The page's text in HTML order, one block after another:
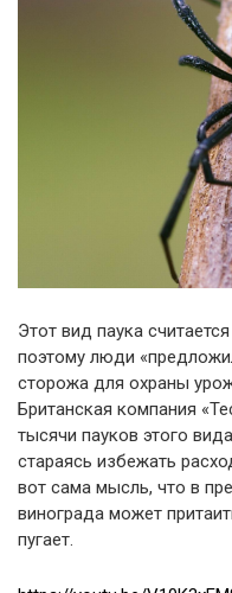
Этот вид паука
поэтому люди
сторожа для охраны
Британская компания
тысячи пауков этого
стараясь избежать
вот сама мысль, что в
винограда может
пугает.